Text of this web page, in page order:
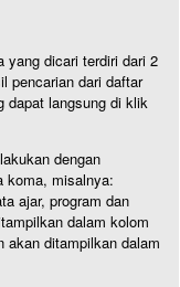
yang dicari terdiri dari 2
pencarian dari daftar
dapat langsung di klik
dengan
koma, misalnya:
ajar, program dan
dalam kolom
akan ditampilkan dalam